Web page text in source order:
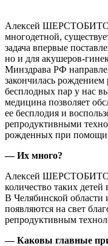
Алексей
многодетной,
задача впервые
но и для акушеров-
Минздрава РФ
закончилась рождением
бесплодных пар у нас
медицина позволяет
ее бесплодия и
репродуктивными
рожденных при помощи
— Их много?
Алексей
количество таких детей
В Челябинской области
появляются на свет
репродуктивным
— Каковы главные